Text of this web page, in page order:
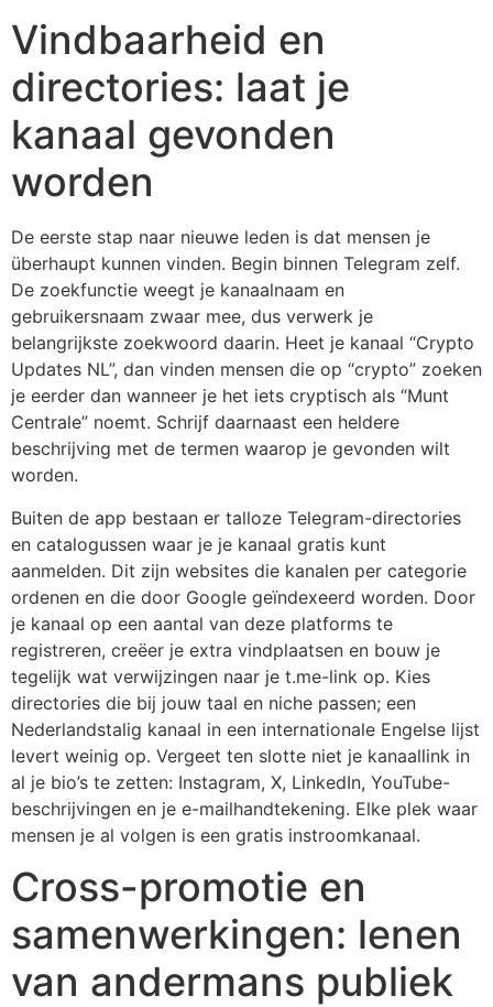
Vindbaarheid en
directories: laat je
kanaal gevonden
worden
De eerste stap naar nieuwe leden is dat mensen je
überhaupt kunnen vinden. Begin binnen Telegram zelf.
De zoekfunctie weegt je kanaalnaam en
gebruikersnaam zwaar mee, dus verwerk je
belangrijkste zoekwoord daarin. Heet je kanaal “Crypto
Updates NL”, dan vinden mensen die op “crypto” zoeken
je eerder dan wanneer je het iets cryptisch als “Munt
Centrale” noemt. Schrijf daarnaast een heldere
beschrijving met de termen waarop je gevonden wilt
worden.
Buiten de app bestaan er talloze Telegram-directories
en catalogussen waar je je kanaal gratis kunt
aanmelden. Dit zijn websites die kanalen per categorie
ordenen en die door Google geïndexeerd worden. Door
je kanaal op een aantal van deze platforms te
registreren, creëer je extra vindplaatsen en bouw je
tegelijk wat verwijzingen naar je t.me-link op. Kies
directories die bij jouw taal en niche passen; een
Nederlandstalig kanaal in een internationale Engelse lijst
levert weinig op. Vergeet ten slotte niet je kanaallink in
al je bio’s te zetten: Instagram, X, LinkedIn, YouTube-
beschrijvingen en je e-mailhandtekening. Elke plek waar
mensen je al volgen is een gratis instroomkanaal.
Cross-promotie en
samenwerkingen: lenen
van andermans publiek